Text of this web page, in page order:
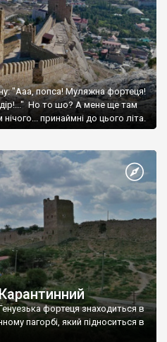
"Ааа, попса! Муляжна фортеця!
Но то шо? А мене ще там
принаймні до цього літа.
фортеця знаходиться в
пагорбі, який підноситься в